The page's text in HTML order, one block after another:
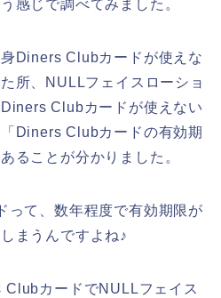
感じで調べてみました。
Diners Clubカードが使えな
所、NULLフェイスローショ
Clubカードが使えない
Diners Clubカードの有効期
ることが分かりました。
て、数年程度で有効期限が
まうんですよね♪
カードでNULLフェイス